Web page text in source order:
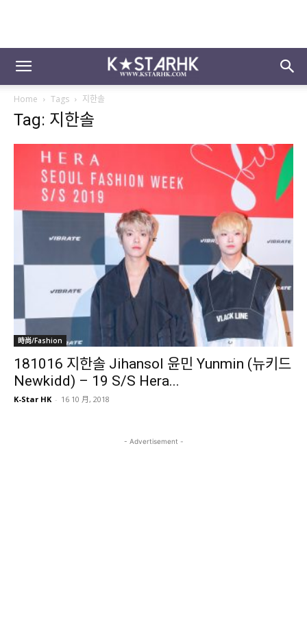
Home Tags 지한솔
Tag: 지한솔
時尚/Fashion
181016 지한솔 Jihansol 윤민 Yunmin (뉴키드
Newkidd) – 19 S/S Hera...
K-Star HK - 16 10 月, 2018
- Advertisement -